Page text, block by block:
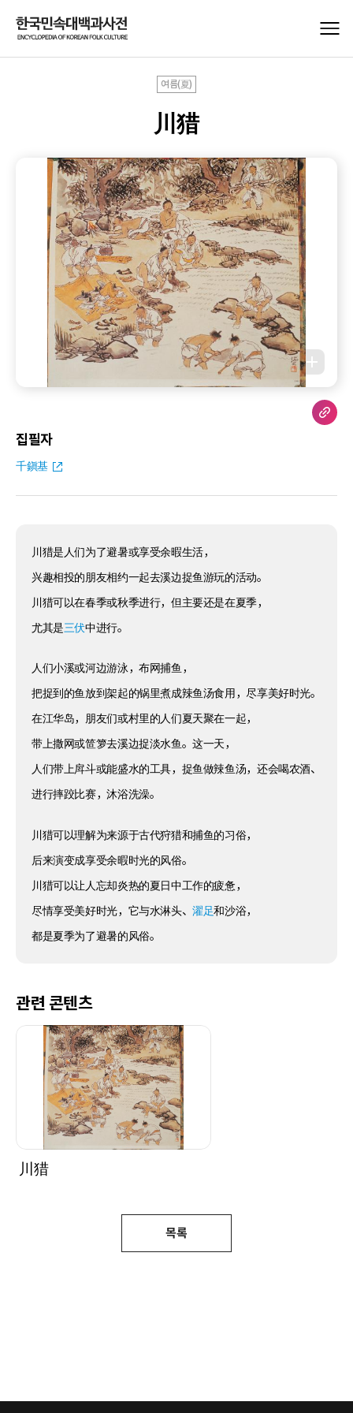
여름(夏)
川猎
집필자
千鎭基
川猎是人们为了避暑或享受余暇生活，
兴趣相投的朋友相约一起去溪边捉鱼游玩的活动。
川猎可以在春季或秋季进行，但主要还是在夏季，
尤其是三伏中进行。
人们小溪或河边游泳，布网捕鱼，
把捉到的鱼放到架起的锅里煮成辣鱼汤食用，尽享美好时光。
在江华岛，朋友们或村里的人们夏天聚在一起，
带上撒网或笸箩去溪边捉淡水鱼。这一天，
人们带上戽斗或能盛水的工具，捉鱼做辣鱼汤，还会喝农酒、
进行摔跤比赛，沐浴洗澡。
川猎可以理解为来源于古代狩猎和捕鱼的习俗，
后来演变成享受余暇时光的风俗。
川猎可以让人忘却炎热的夏日中工作的疲惫，
尽情享受美好时光，它与水淋头、濯足和沙浴，
都是夏季为了避暑的风俗。
관련 콘텐츠
川猎
목록